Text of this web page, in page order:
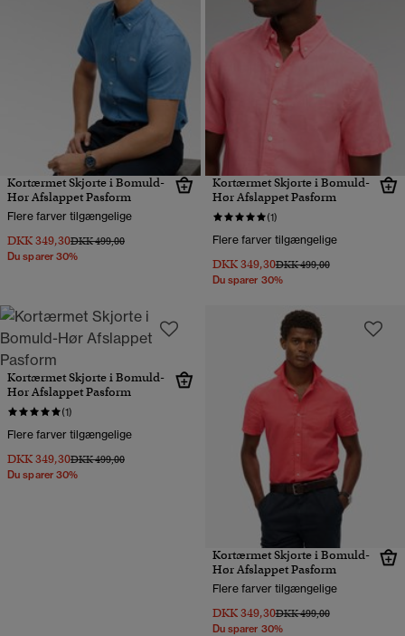
Kortærmet Skjorte i Bomuld-
Hør Afslappet Pasform
Flere farver tilgængelige
DKK 349,30Pris nedsat fra
DKK 499,00til
Du sparer 30%
Kortærmet Skjorte i Bomuld-
Hør Afslappet Pasform
(1)
Flere farver tilgængelige
DKK 349,30Pris nedsat fra
DKK 499,00til
Du sparer 30%
Kortærmet Skjorte i Bomuld-
Hør Afslappet Pasform
(1)
Flere farver tilgængelige
DKK 349,30Pris nedsat fra
DKK 499,00til
Du sparer 30%
Kortærmet Skjorte i Bomuld-
Hør Afslappet Pasform
Flere farver tilgængelige
DKK 349,30Pris nedsat fra
DKK 499,00til
Du sparer 30%